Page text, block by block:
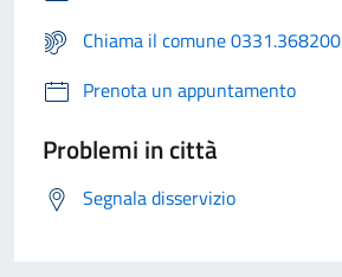
Chiama il comune 0331.368200
Prenota un appuntamento
Problemi in città
Segnala disservizio